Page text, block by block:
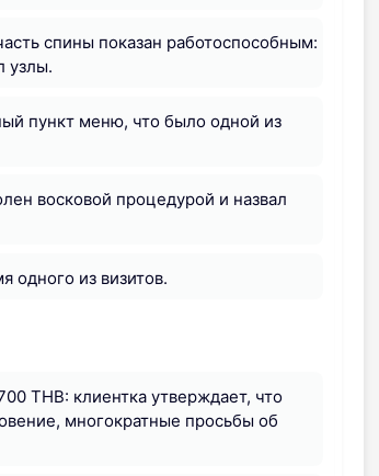
спины показан работоспособным:
узлы.
пункт меню, что было одной из
восковой процедурой и назвал
одного из визитов.
THB: клиентка утверждает, что
многократные просьбы об